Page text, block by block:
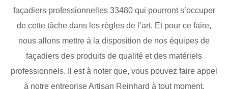
façadiers professionnelles 33480 qui pourront s’occuper
de cette tâche dans les règles de l’art. Et pour ce faire,
nous allons mettre à la disposition de nos équipes de
façadiers des produits de qualité et des matériels
professionnels. Il est à noter que, vous pouvez faire appel
à notre entreprise Artisan Reinhard à tout moment.